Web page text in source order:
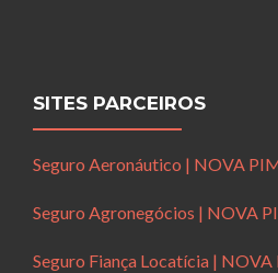
SITES PARCEIROS
Seguro Aeronáutico | NOVA
Seguro Agronegócios | NOVA
Seguro Fiança Locatícia |